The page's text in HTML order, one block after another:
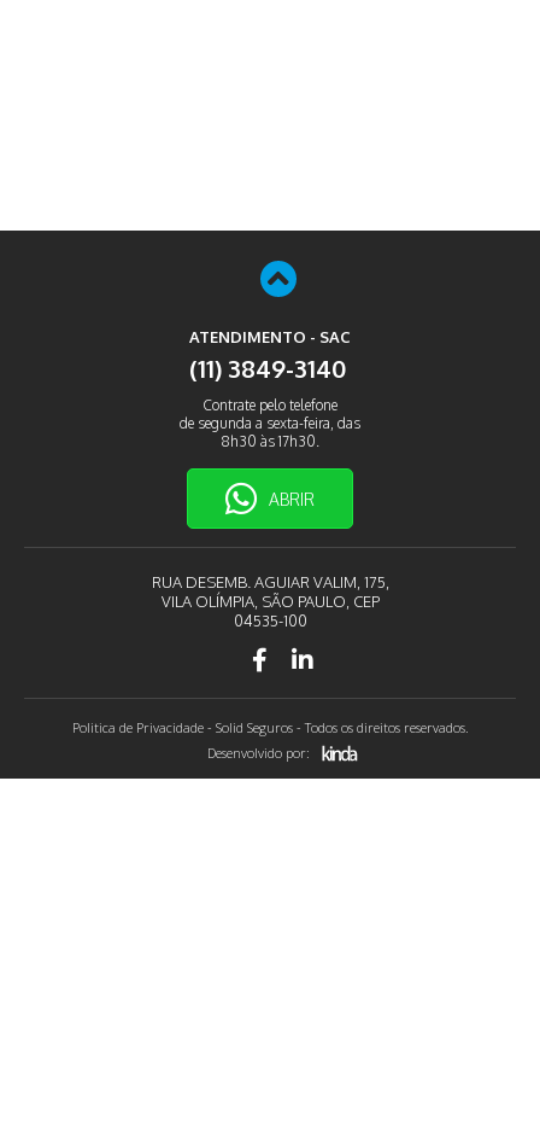
ATENDIMENTO - SAC
(11) 3849-3140
Contrate pelo telefone
de segunda a sexta-feira, das
8h30 às 17h30.
ABRIR
RUA DESEMB. AGUIAR VALIM, 175,
VILA OLÍMPIA, SÃO PAULO, CEP
04535-100
Politica de Privacidade- Solid Seguros - Todos os direitos reservados.
Desenvolvido por: